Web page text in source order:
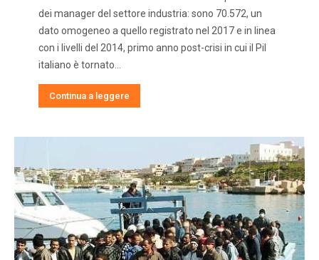
dei manager del settore industria: sono 70.572, un
dato omogeneo a quello registrato nel 2017 e in linea
con i livelli del 2014, primo anno post-crisi in cui il Pil
italiano è tornato…
Continua a leggere